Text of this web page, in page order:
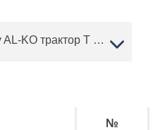
1 РАМА КОЖУХА solo by AL-KO трактор T 22-111.7 HDS-A V2 Артикул: 127445 с 11/2017 по 04/2018 года
№